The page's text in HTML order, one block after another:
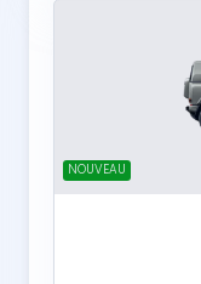
NOUVEAU